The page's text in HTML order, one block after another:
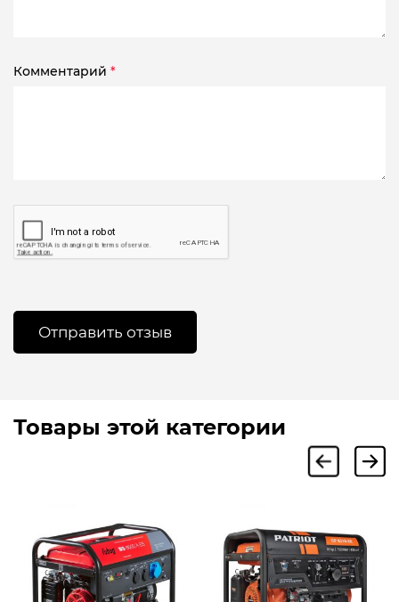
Комментарий *
Товары этой категории